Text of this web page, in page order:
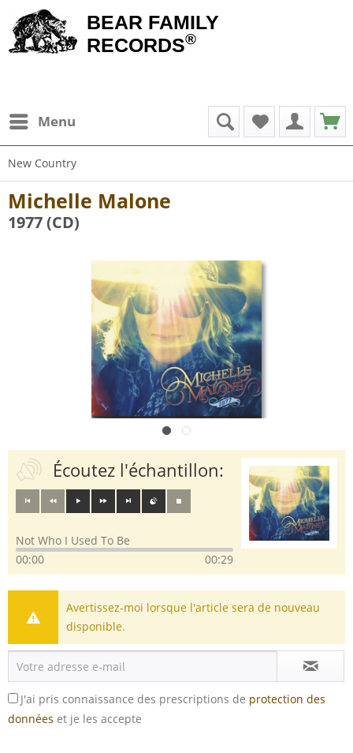
BEAR FAMILY
RECORDS®
Menu
New Country
Michelle Malone
1977 (CD)
Écoutez l'échantillon:
Not Who I Used To Be
00:00
00:29
Avertissez-moi lorsque l'article sera de nouveau
disponible.
J'ai pris connaissance des prescriptions de protection des
données et je les accepte